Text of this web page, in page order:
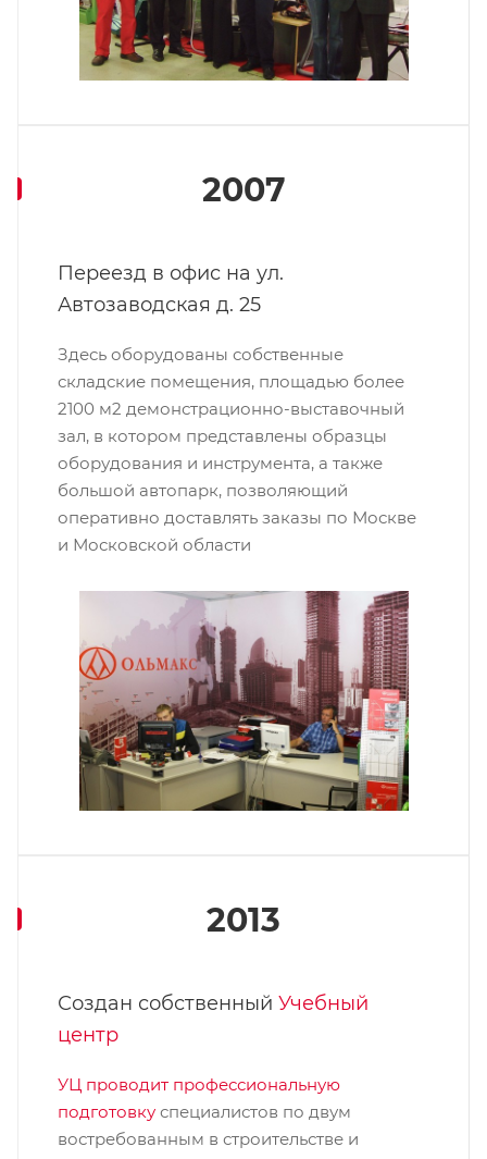
2007
Переезд в офис на ул.
Автозаводская д. 25
Здесь оборудованы собственные
складские помещения, площадью более
2100 м2 демонстрационно-выставочный
зал, в котором представлены образцы
оборудования и инструмента, а также
большой автопарк, позволяющий
оперативно доставлять заказы по Москве
и Московской области
2013
Создан собственный Учебный
центр
УЦ проводит профессиональную
подготовку специалистов по двум
востребованным в строительстве и